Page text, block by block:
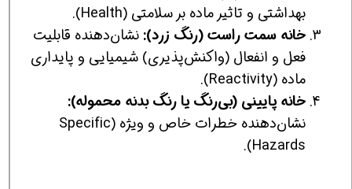
بهداشتی و تاثیر ماده بر سلامتی (Health).
خانه سمت راست (رنگ زرد): نشان‌دهنده قابلیت
فعل و انفعال (واکنش‌پذیری) شیمیایی و پایداری
ماده (Reactivity).
خانه پایینی (بی‌رنگ یا رنگ بدنه محموله):
نشان‌دهنده خطرات خاص و ویژه (Specific
Hazards).